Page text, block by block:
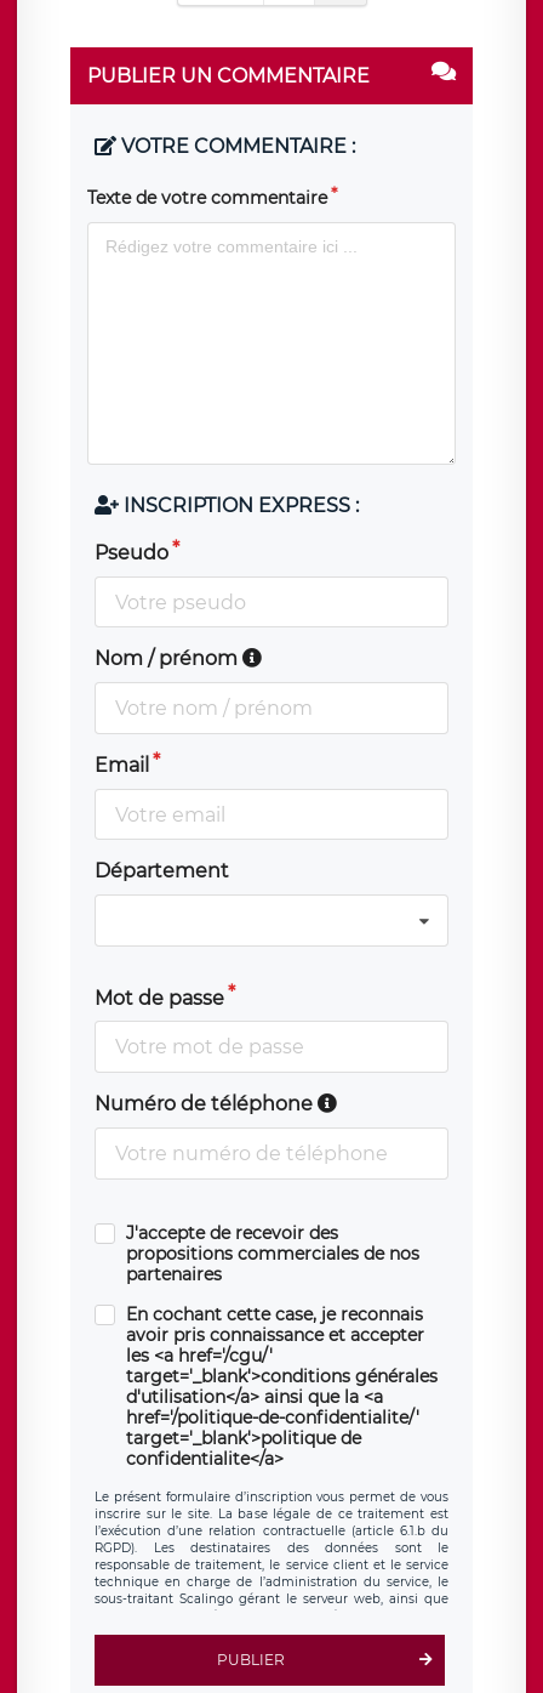
PUBLIER UN COMMENTAIRE
VOTRE COMMENTAIRE :
Texte de votre commentaire
INSCRIPTION EXPRESS :
Pseudo
Nom / prénom
Email
Département
Mot de passe
Numéro de téléphone
J'accepte de recevoir des
propositions commerciales de nos
partenaires
En cochant cette case, je reconnais
avoir pris connaissance et accepter
les <a href='/cgu/'
target='_blank'>conditions générales
d'utilisation</a> ainsi que la <a
href='/politique-de-confidentialite/'
target='_blank'>politique de
confidentialite</a>
Le présent formulaire d’inscription vous permet de vous
inscrire sur le site. La base légale de ce traitement est
l’exécution d’une relation contractuelle (article 6.1.b du
RGPD). Les destinataires des données sont le
responsable de traitement, le service client et le service
technique en charge de l’administration du service, le
sous-traitant Scalingo gérant le serveur web, ainsi que
toute personne légalement autorisée. Le formulaire
d’inscription est hébergé sur un serveur hébergé par
clauses de
protection conformes au RGPD
. Les données collectées
sont conservées jusqu’à ce que l’Internaute en sollicite la
PUBLIER